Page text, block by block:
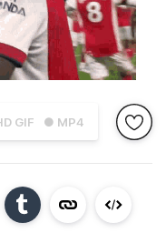
GIF ● MP4